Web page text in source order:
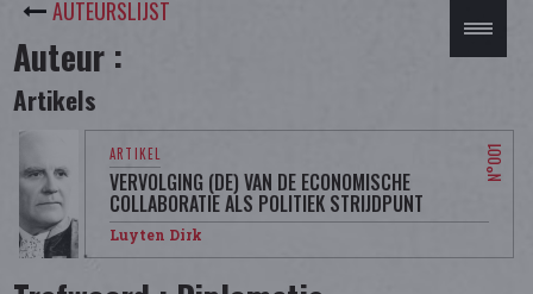
AUTEURSLIJST
Auteur :
Artikels
VERVOLGING (DE) VAN DE ECONOMISCHE
COLLABORATIE ALS POLITIEK STRIJDPUNT
Luyten Dirk